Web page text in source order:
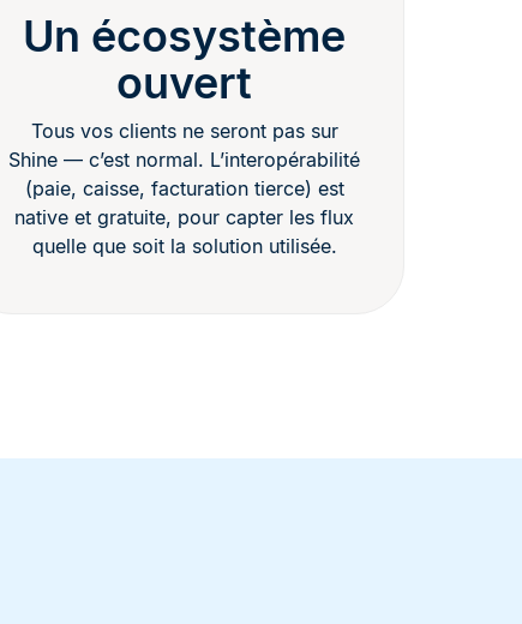
Un écosystème
ouvert
Tous vos clients ne seront pas sur
Shine — c’est normal. L’interopérabilité
(paie, caisse, facturation tierce) est
native et gratuite, pour capter les flux
quelle que soit la solution utilisée.